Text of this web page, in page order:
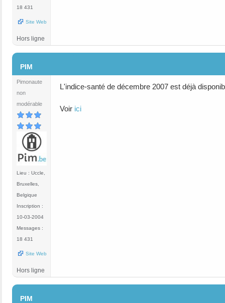
18 431
Site Web
Hors ligne
PIM
Pimonaute
non
modérable
Lieu : Uccle,
Bruxelles,
Belgique
Inscription :
10-03-2004
Messages :
18 431
Site Web
L'indice-santé de décembre 2007 est déjà
Voir ici
Hors ligne
PIM